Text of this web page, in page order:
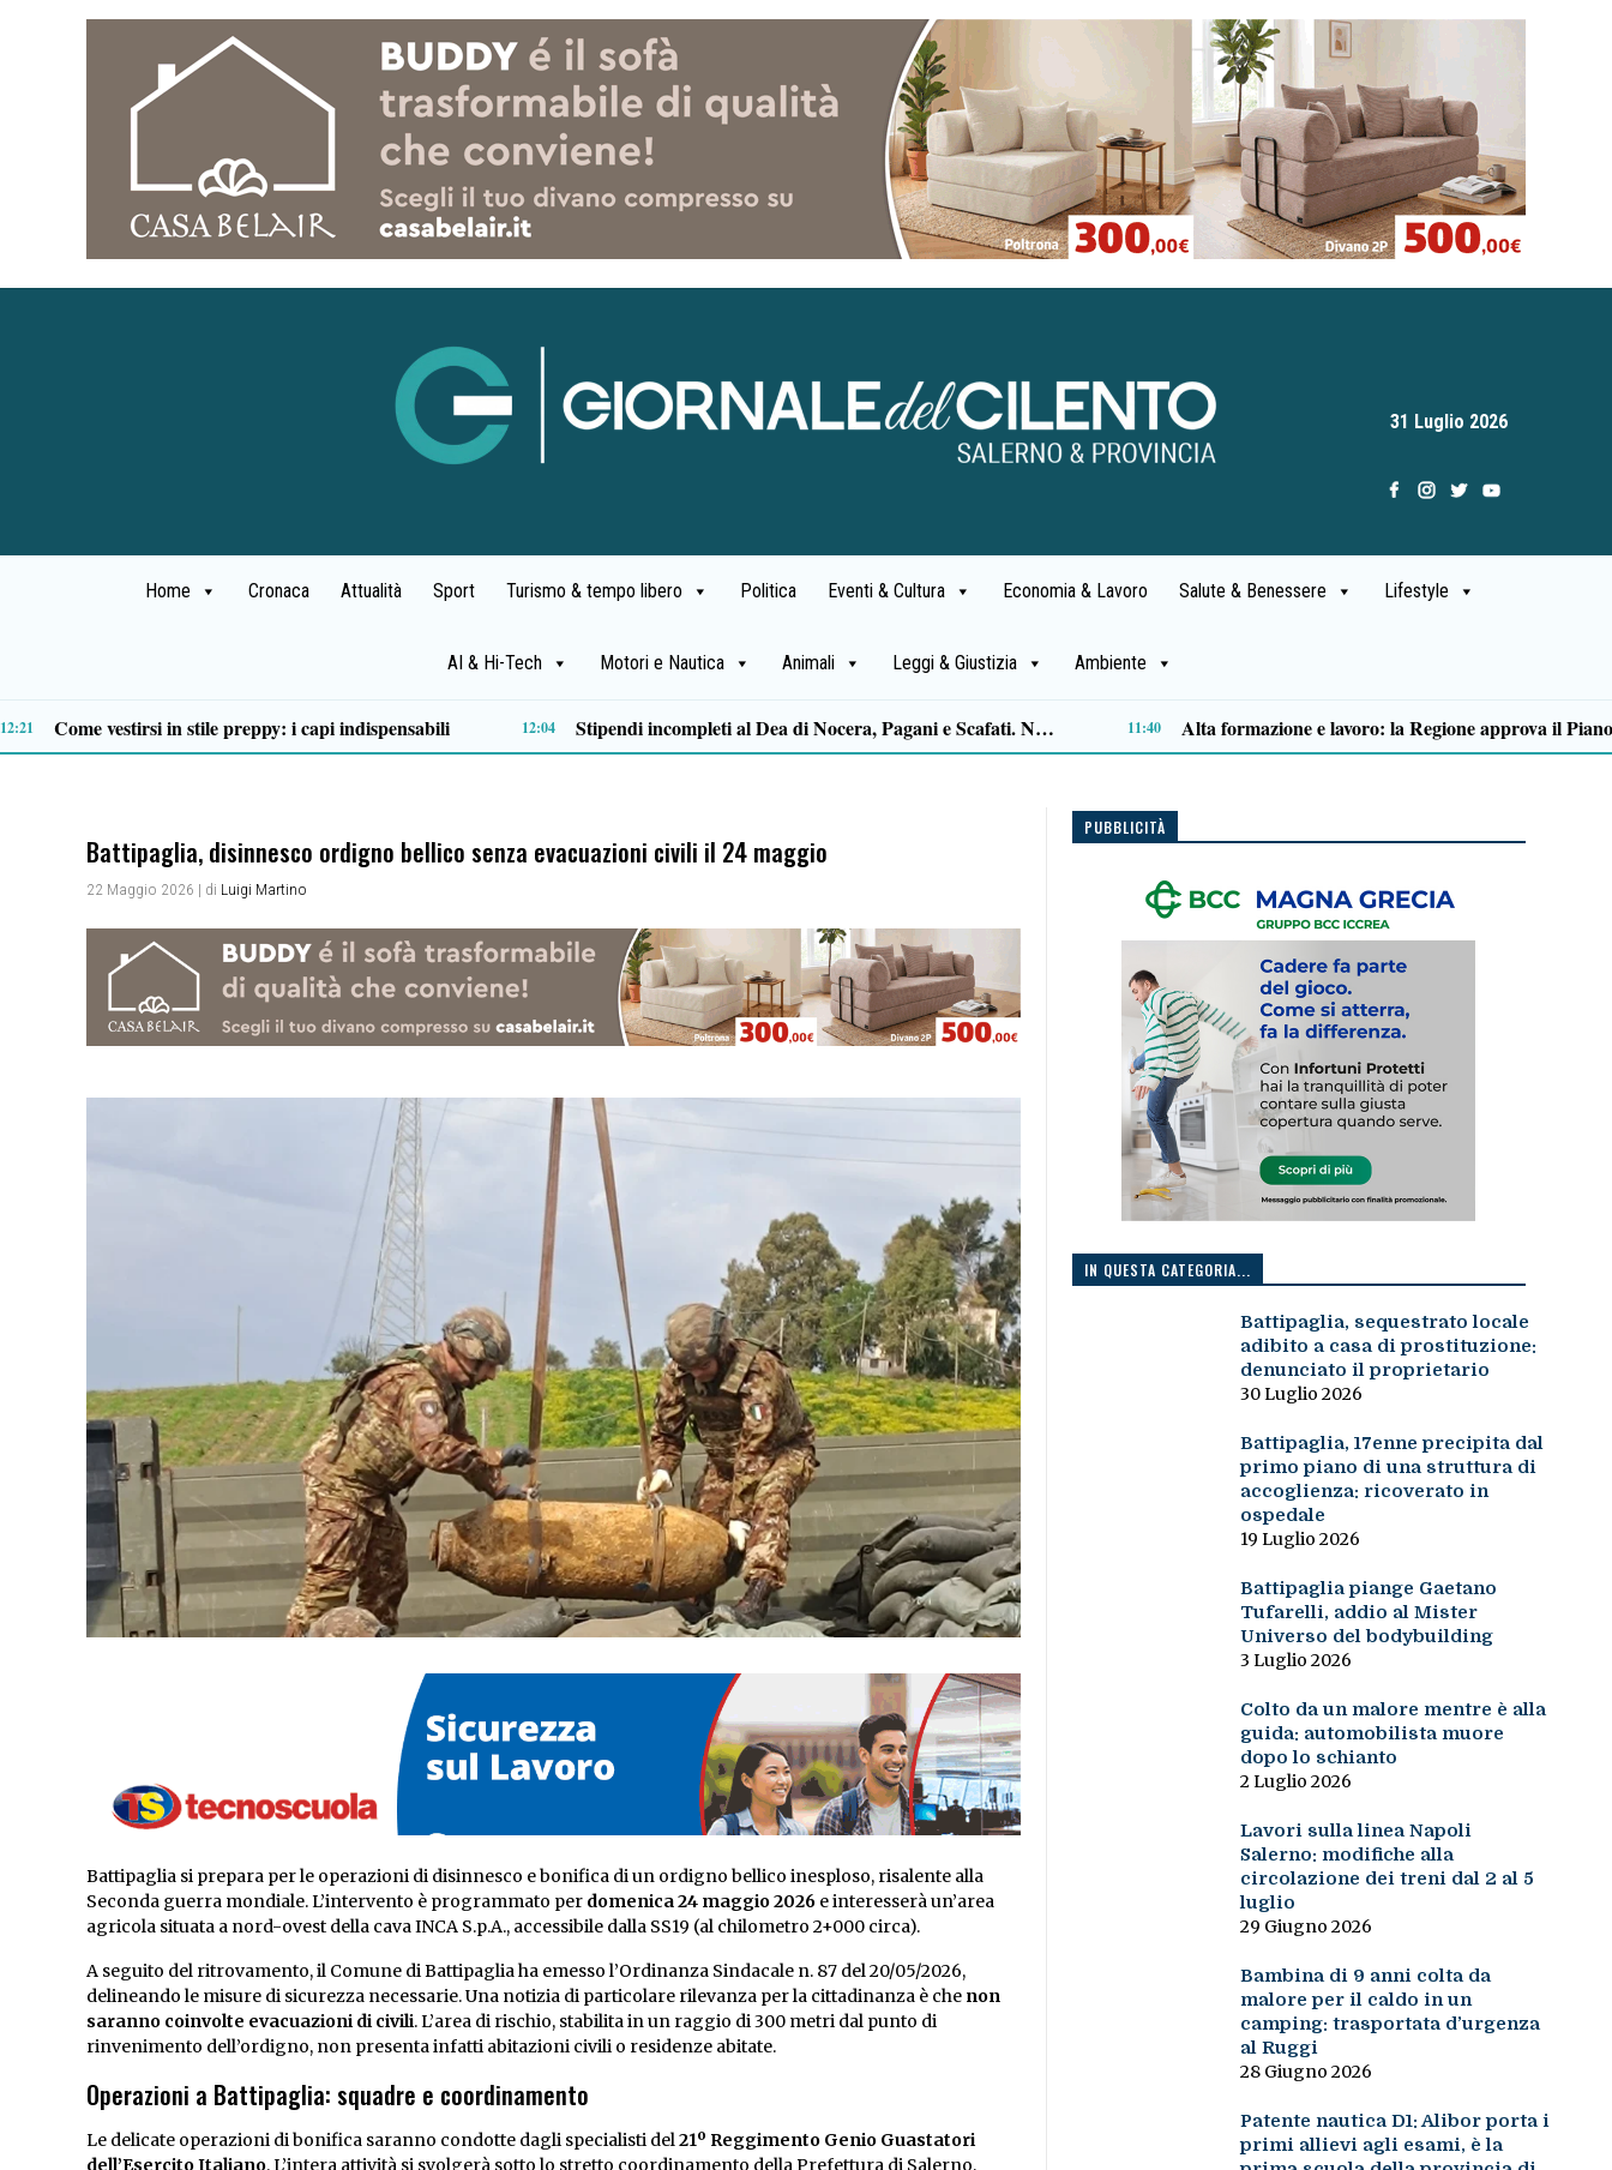
31 Luglio 2026
Home Cronaca Attualità Sport Turismo & tempo libero Politica Eventi & Cultura Economia & Lavoro Salute & Benessere Lifestyle
AI & Hi-Tech Motori e Nautica Animali Leggi & Giustizia Ambiente
Eboli: sequestrate e-bike, hashish e materiale per lo spaccio 09:29 09:28
Battipaglia, disinnesco ordigno bellico senza evacuazioni civili il 24 maggio
22 Maggio 2026 | di Luigi Martino
Battipaglia si prepara per le operazioni di disinnesco e bonifica di un ordigno bellico inesploso, risalente alla
Seconda guerra mondiale. L’intervento è programmato per domenica 24 maggio 2026 e interesserà un’area
agricola situata a nord-ovest della cava INCA S.p.A., accessibile dalla SS19 (al chilometro 2+000 circa).
A seguito del ritrovamento, il Comune di Battipaglia ha emesso l’Ordinanza Sindacale n. 87 del 20/05/2026,
delineando le misure di sicurezza necessarie. Una notizia di particolare rilevanza per la cittadinanza è che non
saranno coinvolte evacuazioni di civili. L’area di rischio, stabilita in un raggio di 300 metri dal punto di
rinvenimento dell’ordigno, non presenta infatti abitazioni civili o residenze abitate.
Operazioni a Battipaglia: squadre e coordinamento
Le delicate operazioni di bonifica saranno condotte dagli specialisti del21º Reggimento Genio Guastatori
dell’Esercito Italiano. L’intera attività si svolgerà sotto lo stretto coordinamento della Prefettura di Salerno,
PUBBLICITÀ
IN QUESTA CATEGORIA...
Battipaglia, sequestrato locale
adibito a casa di prostituzione:
denunciato il proprietario
30 Luglio 2026
Battipaglia, 17enne precipita dal
primo piano di una struttura di
accoglienza: ricoverato in
ospedale
19 Luglio 2026
Battipaglia piange Gaetano
Tufarelli, addio al Mister
Universo del bodybuilding
3 Luglio 2026
Colto da un malore mentre è alla
guida: automobilista muore
dopo lo schianto
2 Luglio 2026
Lavori sulla linea Napoli
Salerno: modifiche alla
circolazione dei treni dal 2 al 5
luglio
29 Giugno 2026
Bambina di 9 anni colta da
malore per il caldo in un
camping: trasportata d’urgenza
al Ruggi
28 Giugno 2026
Patente nautica D1: Alibor porta i
primi allievi agli esami, è la